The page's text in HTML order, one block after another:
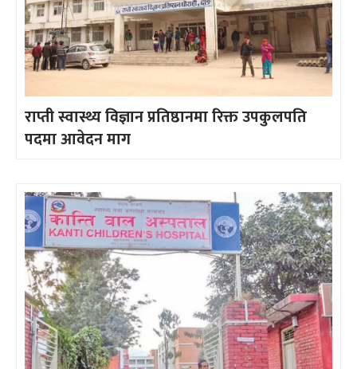
राप्ती स्वास्थ्य विज्ञान प्रतिष्ठानमा रिक्त उपकुलपति
पदमा आवेदन माग